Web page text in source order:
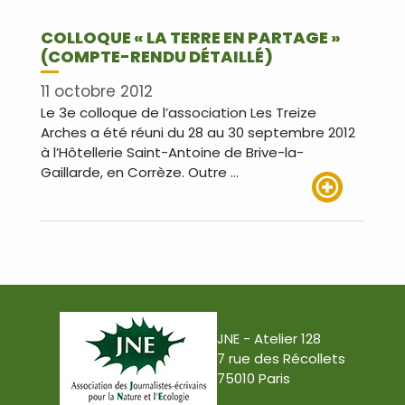
COLLOQUE « LA TERRE EN PARTAGE »
(COMPTE-RENDU DÉTAILLÉ)
11 octobre 2012
Le 3e colloque de l’association Les Treize
Arches a été réuni du 28 au 30 septembre 2012
à l’Hôtellerie Saint-Antoine de Brive-la-
Gaillarde, en Corrèze. Outre …
JNE - Atelier 128
7 rue des Récollets
75010 Paris